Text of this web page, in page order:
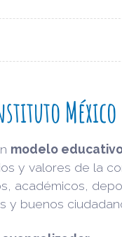
México
modelo
y valores de la
académicos,
y buenos